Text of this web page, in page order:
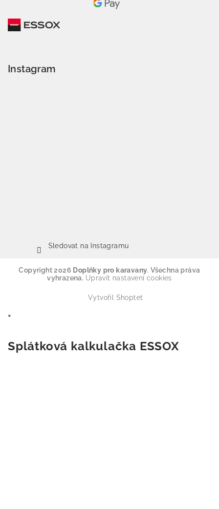
Instagram
Sledovat na Instagramu
Copyright 2026 Doplňky pro karavany. Všechna práva
vyhrazena. Upravit nastavení cookies
Vytvořil Shoptet
×
Splátková kalkulačka ESSOX